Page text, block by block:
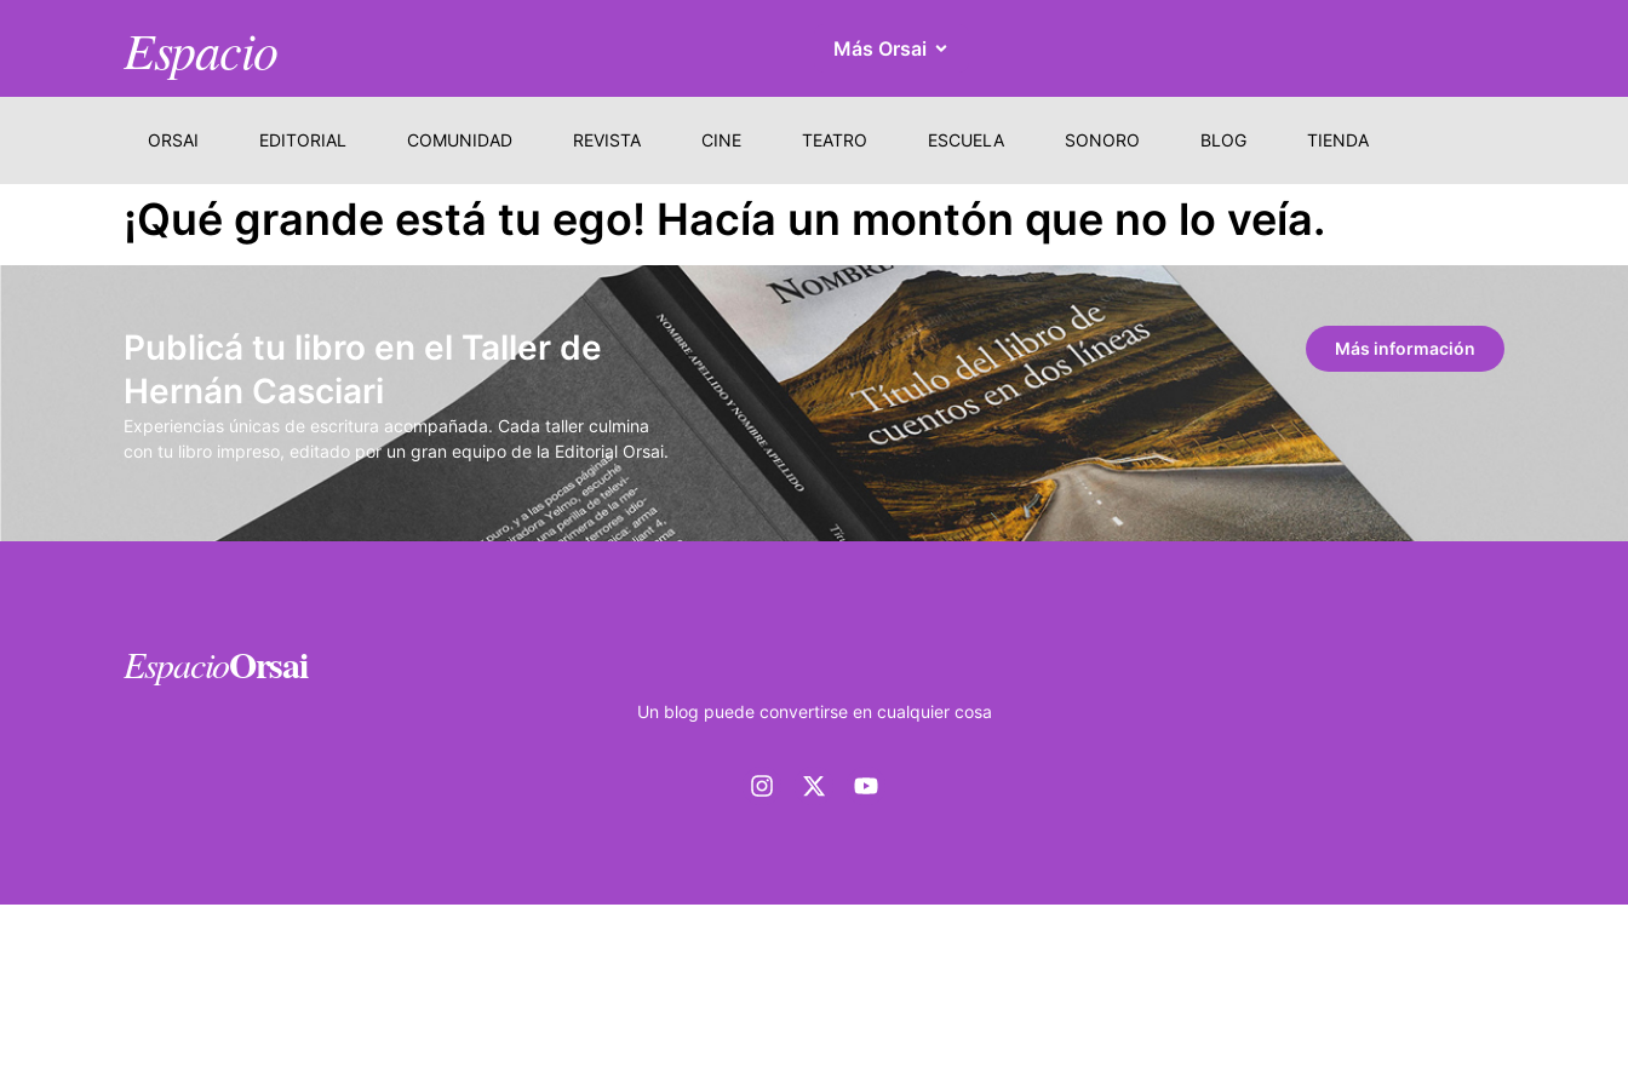
Espacio Más Orsai
ORSAI EDITORIAL COMUNIDAD REVISTA CINE TEATRO ESCUELA SONORO BLOG TIENDA
¡Qué grande está tu ego! Hacía un montón que no lo veía.
Publicá tu libro en el Taller de
Hernán Casciari
Experiencias únicas de escritura acompañada. Cada taller culmina
con tu libro impreso, editado por un gran equipo de la Editorial Orsai.
Más información
EspacioOrsai
Un blog puede convertirse en cualquier cosa